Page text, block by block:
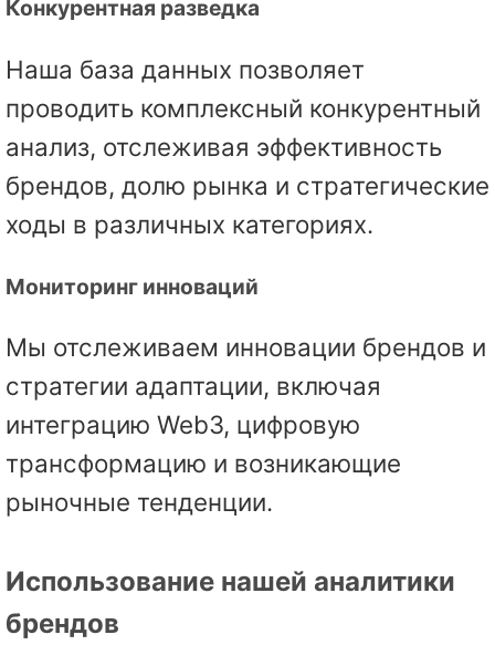
Конкурентная разведка
Наша база данных позволяет
проводить комплексный конкурентный
анализ, отслеживая эффективность
брендов, долю рынка и стратегические
ходы в различных категориях.
Мониторинг инноваций
Мы отслеживаем инновации брендов и
стратегии адаптации, включая
интеграцию Web3, цифровую
трансформацию и возникающие
рыночные тенденции.
Использование нашей аналитики
брендов